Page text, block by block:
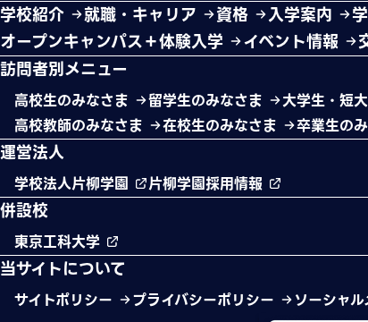
学校紹介 就職・キャリア 資格 入学案内
オープンキャンパス＋体験入学
イベント情報
訪問者別メニュー
高校生のみなさま 留学生のみなさま 大学生・短
高校教師のみなさま
在校生のみなさま 卒業生の
運営法人
学校法人片柳学園 片柳学園採用情報
併設校
東京工科大学
当サイトについて
サイトポリシー プライバシーポリシー ソーシャ